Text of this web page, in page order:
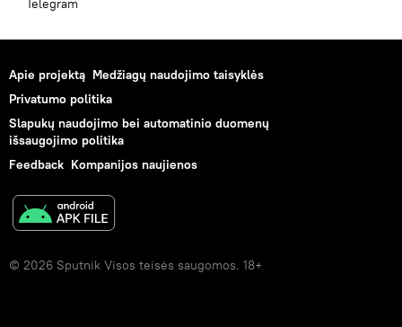
Telegram
Apie projektą Medžiagų naudojimo taisyklės
Privatumo politika
Slapukų naudojimo bei automatinio duomenų
išsaugojimo politika
Feedback Kompanijos naujienos
© 2026 Sputnik Visos teisės saugomos. 18+